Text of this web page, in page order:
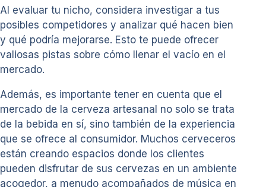
Al evaluar tu nicho, considera investigar a tus
posibles competidores y analizar qué hacen bien
y qué podría mejorarse. Esto te puede ofrecer
valiosas pistas sobre cómo llenar el vacío en el
mercado.
Además, es importante tener en cuenta que el
mercado de la cerveza artesanal no solo se trata
de la bebida en sí, sino también de la experiencia
que se ofrece al consumidor. Muchos cerveceros
están creando espacios donde los clientes
pueden disfrutar de sus cervezas en un ambiente
acogedor, a menudo acompañados de música en